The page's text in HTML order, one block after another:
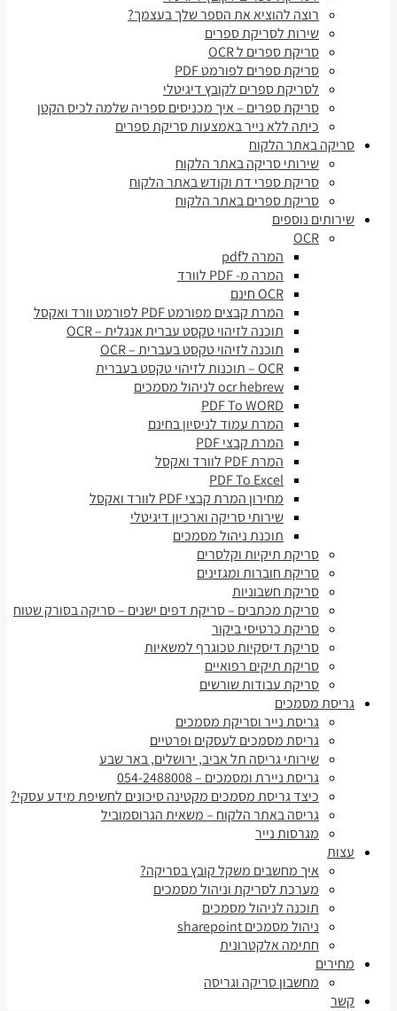
רוצה להוציא את הספר שלך בעצמך?
שירות לסריקת ספרים
סריקת ספרים ל OCR
סריקת ספרים לפורמט PDF
לסריקת ספרים לקובץ דיגיטלי
סריקת ספרים – איך מכניסים ספריה שלמה לכיס הקטן
כיתה ללא נייר באמצעות סריקת ספרים
סריקה באתר הלקוח
שירותי סריקה באתר הלקוח
סריקת ספרי דת וקודש באתר הלקוח
סריקת ספרים באתר הלקוח
שירותים נוספים
OCR
המרה לpdf
המרה מ- PDF לוורד
OCR חינם
המרת קבצים מפורמט PDF לפורמט וורד ואקסל
תוכנה לזיהוי טקסט עברית אנגלית – OCR
תוכנה לזיהוי טקסט בעברית – OCR
OCR – תוכנות לזיהוי טקסט בעברית
ocr hebrew לניהול מסמכים
PDF To WORD
המרת עמוד לניסיון בחינם
המרת קבצי PDF
המרת PDF לוורד ואקסל
PDF To Excel
מחירון המרת קבצי PDF לוורד ואקסל
שירותי סריקה וארכיון דיגיטלי
תוכנת ניהול מסמכים
סריקת תיקיות וקלסרים
סריקת חוברות ומגזינים
סריקת חשבוניות
סריקת מכתבים – סריקת דפים ישנים – סריקה בסורק שטוח
סריקת כרטיסי ביקור
סריקת דיסקיות טכוגרף למשאיות
סריקת תיקים רפואיים
סריקת עבודות שורשים
גריסת מסמכים
גריסת נייר וסריקת מסמכים
גריסת מסמכים לעסקים ופרטיים
שירותי גריסה תל אביב, ירושלים, באר שבע
גריסת ניירת ומסמכים – 054-2488008
כיצד גריסת מסמכים מקטינה סיכונים לחשיפת מידע עסקי?
גריסה באתר הלקוח – משאית הגרוסמוביל
מגרסות נייר
עצות
איך מחשבים משקל קובץ בסריקה?
מערכת לסריקת וניהול מסמכים
תוכנה לניהול מסמכים
ניהול מסמכים sharepoint
חתימה אלקטרונית
מחירים
מחשבון סריקה וגריסה
קשר